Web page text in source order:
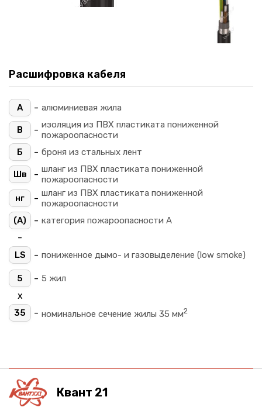
Расшифровка кабеля
А - алюминиевая жила
В - изоляция из ПВХ пластиката пониженной
пожароопасности
Б
- броня из стальных лент
Шв - шланг из ПВХ пластиката пониженной
пожароопасности
нг
- шланг из ПВХ пластиката пониженной
пожароопасности
(A)
- категория пожароопасности A
-
LS - пониженное дымо- и газовыделение (low smoke)
5 - 5 жил
х
35 - номинальное сечение жилы 35 мм2
Квант 21